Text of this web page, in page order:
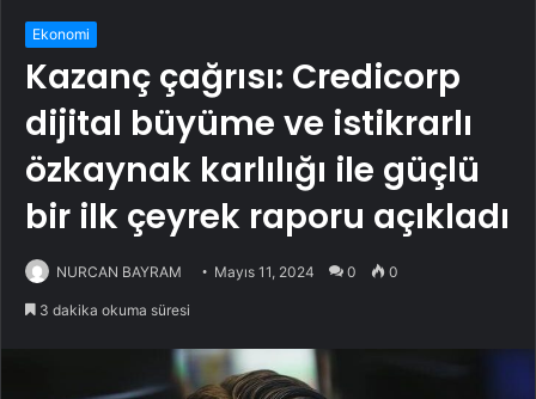
Ekonomi
Kazanç çağrısı: Credicorp
dijital büyüme ve istikrarlı
özkaynak karlılığı ile güçlü
bir ilk çeyrek raporu açıkladı
NURCAN BAYRAM Mayıs 11, 2024 0 0
3 dakika okuma süresi